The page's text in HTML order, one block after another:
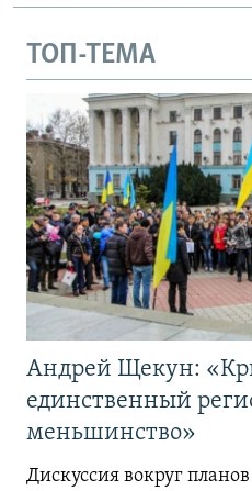
ТОП-ТЕМА
Андрей Щекун:
единственный
меньшинство»
Дискуссия вокруг